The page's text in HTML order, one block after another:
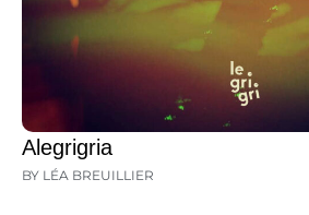
Alegrigria
BY LÉA BREUILLIER